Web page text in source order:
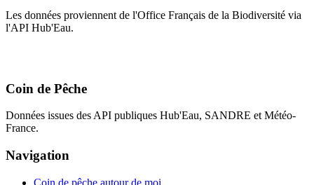
Les données proviennent de l'Office Français de la Biodiversité via
l'API Hub'Eau.
Coin de Pêche
Données issues des API publiques Hub'Eau, SANDRE et Météo-
France.
Navigation
Coin de pêche autour de moi